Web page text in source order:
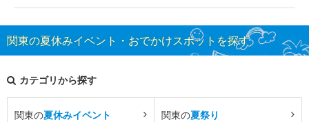
関東の夏休みイベント・おでかけスポットを探す
カテゴリから探す
関東の夏休みイベント 関東の夏祭り